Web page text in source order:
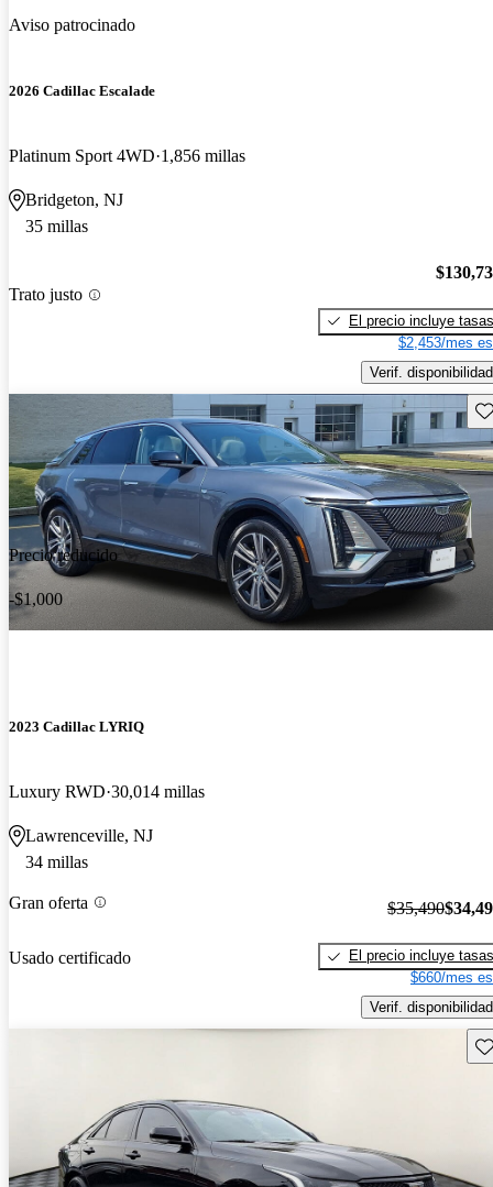
Aviso patrocinado
2026 Cadillac Escalade
Platinum Sport 4WD 1,856 millas
Bridgeton, NJ
35 millas
Trato justo
El precio incluye tasas
$2,453/mes
Verif. disponibilidad
Precio reducido
-$1,000
2023 Cadillac LYRIQ
Luxury RWD 30,014 millas
Lawrenceville, NJ
34 millas
Gran oferta
Usado certificado
$35,490
El precio incluye tasas
$660/mes
Verif. disponibilidad